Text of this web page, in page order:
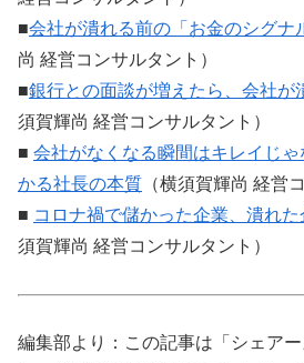
■会社が潰れる前の「お金のシグナ
尚 経営コンサルタント）
■銀行との面談が増えたら、会社が
須賀輝尚 経営コンサルタント）
■ 会社がなくなる瞬間はキレイじ
かる社長の本質 （横須賀輝尚 経営
■ コロナ禍で儲かった企業、潰れた
須賀輝尚 経営コンサルタント）
編集部より：この記事は「シェア